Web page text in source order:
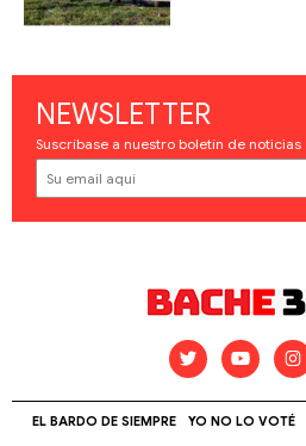
NEWSLETTER
Suscríbase a nuestro boletín de noticias
EL BARDO DE SIEMPRE YO NO LO VOTÉ